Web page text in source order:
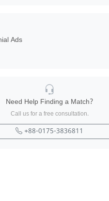
Ads
Need Help Finding a Match?
Call us for a free consultation.
+88-0175-3836811